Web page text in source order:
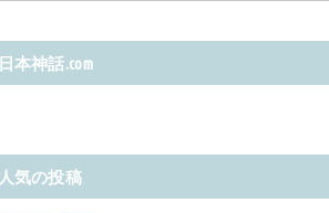
日本神話.com
人気の投稿